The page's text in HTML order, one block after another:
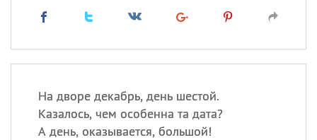
На дворе декабрь, день шестой.
Казалось, чем особенна та дата?
А день, оказывается, большой!